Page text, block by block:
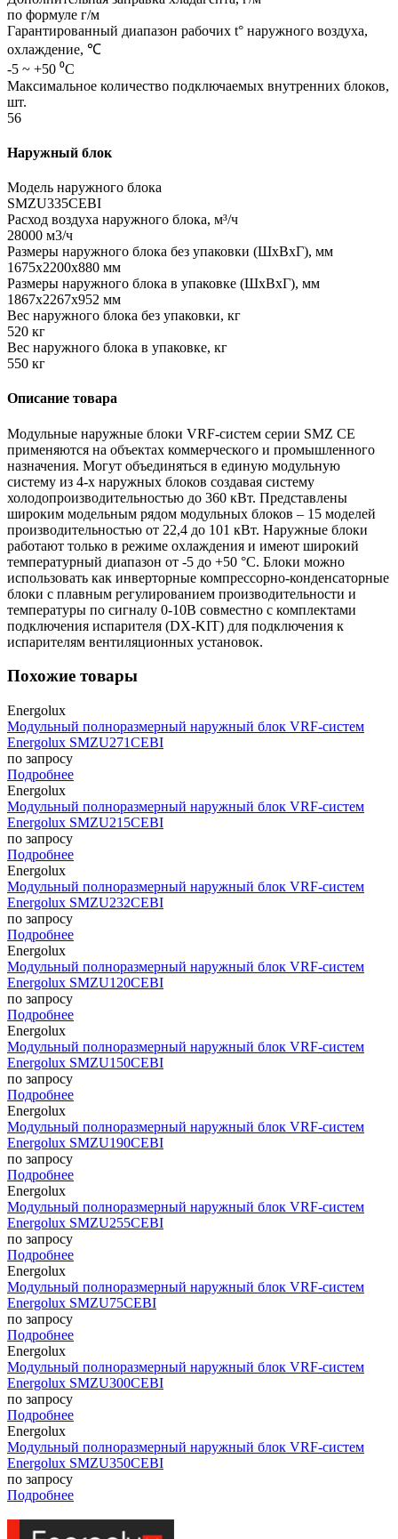
по формуле г/м
Гарантированный диапазон рабочих t° наружного воздуха,
охлаждение, ℃
-5 ~ +50 ⁰С
Максимальное количество подключаемых внутренних блоков,
шт.
56
Наружный блок
Модель наружного блока
SMZU335CEBI
Расход воздуха наружного блока, м³/ч
28000 м3/ч
Размеры наружного блока без упаковки (ШхВхГ), мм
1675х2200х880 мм
Размеры наружного блока в упаковке (ШхВхГ), мм
1867х2267х952 мм
Вес наружного блока без упаковки, кг
520 кг
Вес наружного блока в упаковке, кг
550 кг
Описание товара
Модульные наружные блоки VRF-систем серии SMZ CE
применяются на объектах коммерческого и промышленного
назначения. Могут объединяться в единую модульную
систему из 4-х наружных блоков создавая систему
холодопроизводительностью до 360 кВт. Представлены
широким модельным рядом модульных блоков – 15 моделей
производительностью от 22,4 до 101 кВт. Наружные блоки
работают только в режиме охлаждения и имеют широкий
температурный диапазон от -5 до +50 °С. Блоки можно
использовать как инверторные компрессорно-конденсаторные
блоки с плавным регулированием производительности и
температуры по сигналу 0-10В совместно с комплектами
подключения испарителя (DX-KIT) для подключения к
испарителям вентиляционных установок.
Похожие товары
Energolux
Модульный полноразмерный наружный блок VRF-систем
Energolux SMZU271CEBI
по запросу
Подробнее
Energolux
Модульный полноразмерный наружный блок VRF-систем
Energolux SMZU215CEBI
по запросу
Подробнее
Energolux
Модульный полноразмерный наружный блок VRF-систем
Energolux SMZU232CEBI
по запросу
Подробнее
Energolux
Модульный полноразмерный наружный блок VRF-систем
Energolux SMZU120CEBI
по запросу
Подробнее
Energolux
Модульный полноразмерный наружный блок VRF-систем
Energolux SMZU150CEBI
по запросу
Подробнее
Energolux
Модульный полноразмерный наружный блок VRF-систем
Energolux SMZU190CEBI
по запросу
Подробнее
Energolux
Модульный полноразмерный наружный блок VRF-систем
Energolux SMZU255CEBI
по запросу
Подробнее
Energolux
Модульный полноразмерный наружный блок VRF-систем
Energolux SMZU75CEBI
по запросу
Подробнее
Energolux
Модульный полноразмерный наружный блок VRF-систем
Energolux SMZU300CEBI
по запросу
Подробнее
Energolux
Модульный полноразмерный наружный блок VRF-систем
Energolux SMZU350CEBI
по запросу
Подробнее